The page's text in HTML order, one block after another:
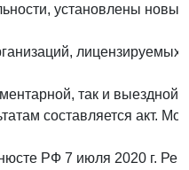
установлены
так и
составляется акт.
РФ 7 июля 2020 г.